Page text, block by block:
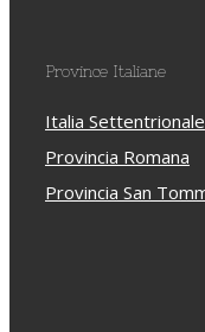
Province Italiane
Italia Settentrionale
Provincia Romana
Provincia San